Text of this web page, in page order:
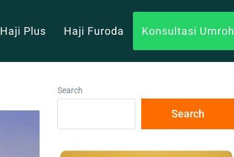
Haji Plus Haji Furoda Konsultasi Umroh
Search
Search